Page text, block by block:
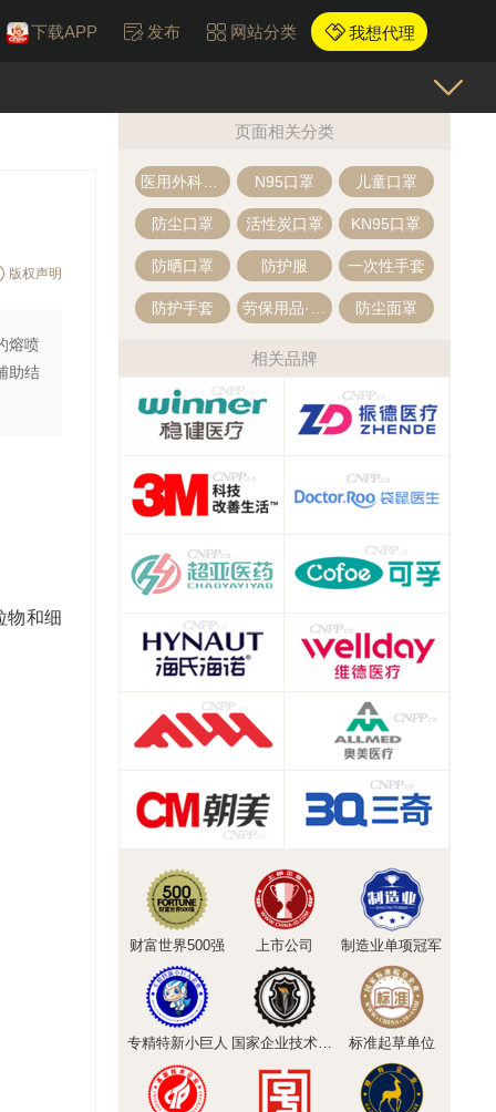
下载APP 发布 网站分类 我想代理
版权声明
熔喷
助结
物和细
页面相关分类
N95口罩 儿童口罩
防尘口罩 活性炭口罩 KN95口罩
防晒口罩 防护服 一次性手套
防护手套 防尘面罩
相关品牌
财富世界500强 上市公司 制造业单项冠军
专精特新小巨人 国家企业技术中心 标准起草单位